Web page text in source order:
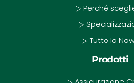
▷ Perché
▷
▷ Tutte le
Prodotti